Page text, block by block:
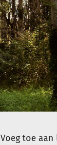
Voeg toe aan